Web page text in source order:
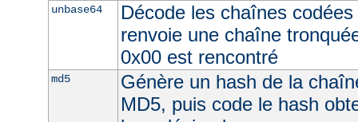
unbase64
Décode les chaînes
renvoie une chaîne
0x00 est rencontré
md5
Génère un hash de la
MD5, puis code le hash